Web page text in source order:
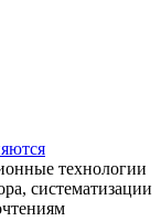
технологии
систематизации